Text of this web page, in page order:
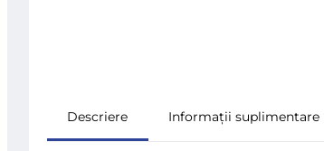
Descriere Informații suplimentare